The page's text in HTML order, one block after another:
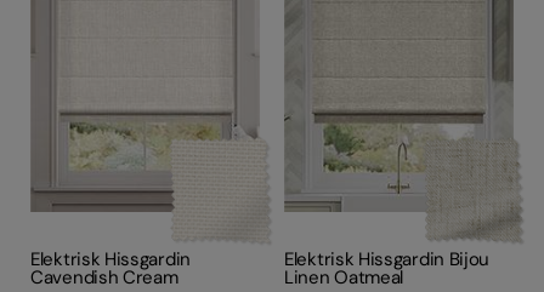
Elektrisk Hissgardin
Cavendish Cream
Elektrisk Hissgardin Bijou
Linen Oatmeal